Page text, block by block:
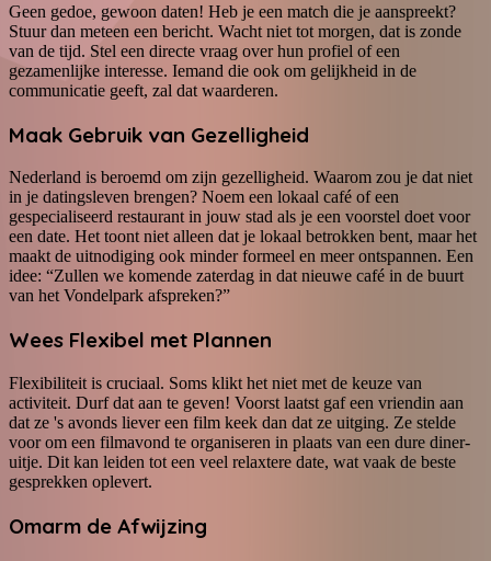
Geen gedoe, gewoon daten! Heb je een match die je aanspreekt?
Stuur dan meteen een bericht. Wacht niet tot morgen, dat is zonde
van de tijd. Stel een directe vraag over hun profiel of een
gezamenlijke interesse. Iemand die ook om gelijkheid in de
communicatie geeft, zal dat waarderen.
Maak Gebruik van Gezelligheid
Nederland is beroemd om zijn gezelligheid. Waarom zou je dat niet
in je datingsleven brengen? Noem een lokaal café of een
gespecialiseerd restaurant in jouw stad als je een voorstel doet voor
een date. Het toont niet alleen dat je lokaal betrokken bent, maar het
maakt de uitnodiging ook minder formeel en meer ontspannen. Een
idee: “Zullen we komende zaterdag in dat nieuwe café in de buurt
van het Vondelpark afspreken?”
Wees Flexibel met Plannen
Flexibiliteit is cruciaal. Soms klikt het niet met de keuze van
activiteit. Durf dat aan te geven! Voorst laatst gaf een vriendin aan
dat ze 's avonds liever een film keek dan dat ze uitging. Ze stelde
voor om een filmavond te organiseren in plaats van een dure diner-
uitje. Dit kan leiden tot een veel relaxtere date, wat vaak de beste
gesprekken oplevert.
Omarm de Afwijzing